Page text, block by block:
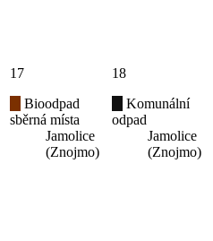
17
Bioodpad
sběrná místa
Jamolice
(Znojmo)
18
Komunální
odpad
Jamolice
(Znojmo)